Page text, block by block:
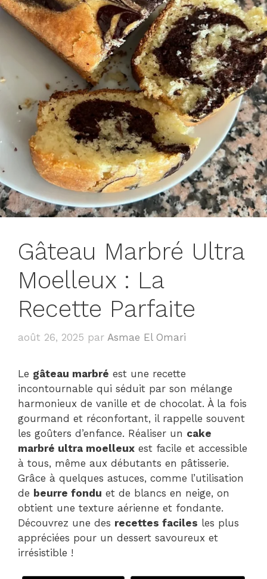
Gâteau Marbré Ultra
Moelleux : La
Recette Parfaite
août 26, 2025 par Asmae El Omari
Le gâteau marbré est une recette
incontournable qui séduit par son mélange
harmonieux de vanille et de chocolat. À la fois
gourmand et réconfortant, il rappelle souvent
les goûters d’enfance. Réaliser un cake
marbré ultra moelleux est facile et accessible
à tous, même aux débutants en pâtisserie.
Grâce à quelques astuces, comme l’utilisation
de beurre fondu et de blancs en neige, on
obtient une texture aérienne et fondante.
Découvrez une des recettes faciles les plus
appréciées pour un dessert savoureux et
irrésistible !